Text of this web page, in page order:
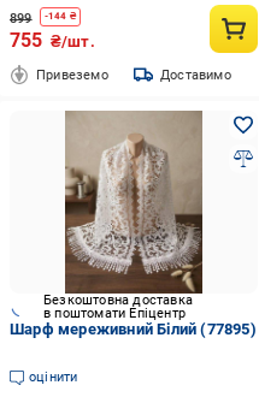
899 -144 ₴
755 ₴/шт.
Привеземо Доставимо
Безкоштовна доставка
в поштомати Епіцентр
Шарф мереживний Білий (77895)
оцінити